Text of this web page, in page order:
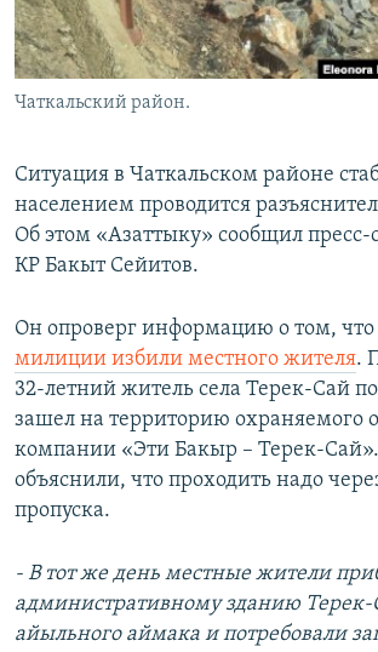
Чаткальский район.
Ситуация в Чаткальском районе
населением проводится
Об этом «Азаттыку» сообщил
КР Бакыт Сейитов.
Он опроверг информацию о том, что
милиции избили местного жителя.
32-летний житель села Терек-Сай
зашел на территорию охраняемого
компании «Эти Бакыр – Терек-
объяснили, что проходить надо
пропуска.
- В тот же день местные жители
административному зданию Терек-
айыльного аймака и потребовали